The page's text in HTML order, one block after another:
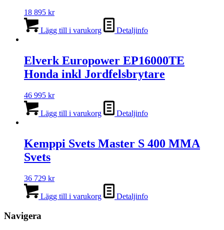
18 895 kr
Lägg till i varukorg Detaljinfo
Elverk Europower EP16000TE
Honda inkl Jordfelsbrytare
46 995 kr
Lägg till i varukorg Detaljinfo
Kemppi Svets Master S 400 MMA
Svets
36 729 kr
Lägg till i varukorg Detaljinfo
Navigera